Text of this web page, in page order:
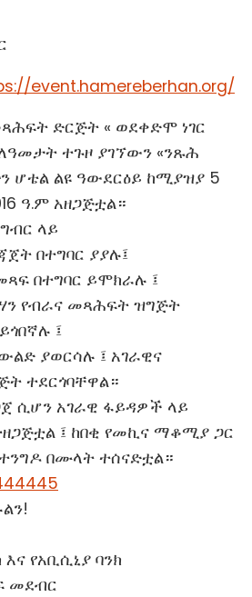
event.hamereberhan.org/
ድርጅት « ወደቀድሞ ነገር
ተጉዞ ያገኘውን «ንጹሕ
ሆቴል ልዩ ዓውደርዕይ ከሚያዝያ 5
ዓ.ም አዘጋጅቷል።
ላይ
በተግባር ያያሉ፤
በተግባር ይሞክራሉ ፤
የብራና መጻሕፍት ዝግጅት
፤
ያወርሳሉ ፤ አገራዊና
ተደርጎባቸዋል።
ሲሆን አገራዊ ፋይዳዎች ላይ
፤ ከበቂ የመኪና ማቆሚያ ጋር
በሙላት ተሰናድቷል።
የአቢሲኒያ ባንክ
መደብር